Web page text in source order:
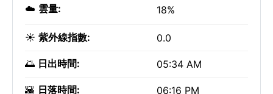
☁️ 雲量: 18%
☀️ 紫外線指數: 0.0
🌅 日出時間: 05:34 AM
🌇 日落時間: 06:16 PM